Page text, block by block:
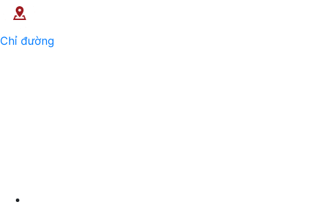
Chỉ đường